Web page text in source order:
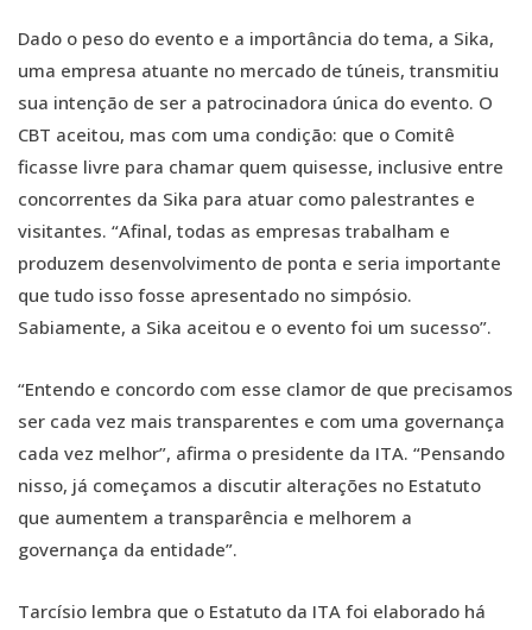
Dado o peso do evento e a importância do tema, a Sika,
uma empresa atuante no mercado de túneis, transmitiu
sua intenção de ser a patrocinadora única do evento. O
CBT aceitou, mas com uma condição: que o Comitê
ficasse livre para chamar quem quisesse, inclusive entre
concorrentes da Sika para atuar como palestrantes e
visitantes. “Afinal, todas as empresas trabalham e
produzem desenvolvimento de ponta e seria importante
que tudo isso fosse apresentado no simpósio.
Sabiamente, a Sika aceitou e o evento foi um sucesso”.
“Entendo e concordo com esse clamor de que precisamos
ser cada vez mais transparentes e com uma governança
cada vez melhor”, afirma o presidente da ITA. “Pensando
nisso, já começamos a discutir alterações no Estatuto
que aumentem a transparência e melhorem a
governança da entidade”.
Tarcísio lembra que o Estatuto da ITA foi elaborado há